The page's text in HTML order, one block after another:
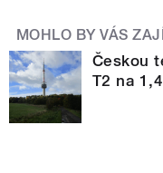
MOHLO BY VÁS
Českou
T2 na